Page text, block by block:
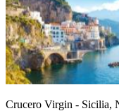
Crucero Virgin - Sicilia,